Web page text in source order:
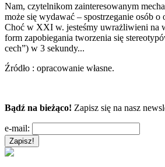
Nam, czytelnikom zainteresowanym
może się wydawać – spostrzeganie osób
Choć w XXI w. jesteśmy uwrażliwieni na
form zapobiegania tworzenia się
cech”) w 3 sekundy...
Źródło : opracowanie własne.
Bądź na bieżąco! Zapisz się na nasz
e-mail: